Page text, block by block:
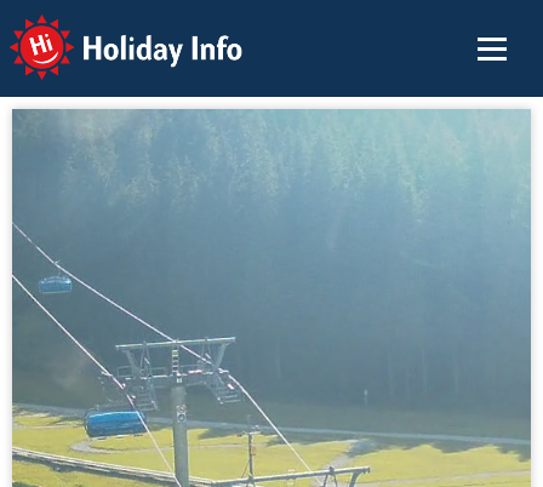
Holiday Info